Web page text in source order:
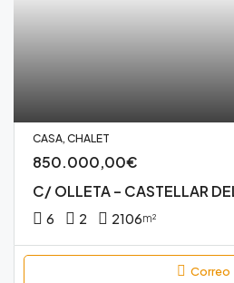
CASA, CHALET
850.000,00€
6 2 2106m²
Correo